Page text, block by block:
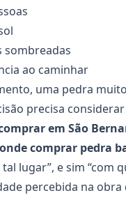
sombreadas
ao caminhar
uma pedra
precisa
em São
onde comprar pedra
lugar”, e sim
percebida na